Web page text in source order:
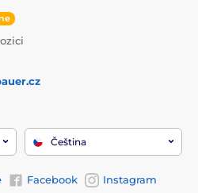
Čeština
Facebook
Instagram